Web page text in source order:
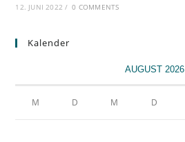
12. JUNI 2022 / 0 COMMENTS
Kalender
AUGUST 2026
M D M D